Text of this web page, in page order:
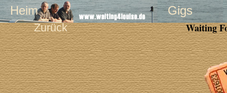
Heim Gigs
Zurück Waiting